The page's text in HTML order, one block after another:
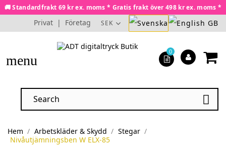
🚚 Standardfrakt 69 kr ex. moms * Gratis frakt över 498 kr ex. moms *
Privat | Företag SEK
menu

0
Hem Arbetskläder & Skydd
Stegar
Nivåutjämningsben W ELX-85